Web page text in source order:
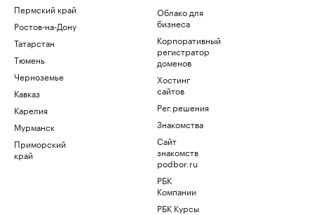
Пермский край
Ростов-на-Дону
Татарстан
Тюмень
Черноземье
Кавказ
Карелия
Мурманск
Приморский
край
Облако для
бизнеса
Корпоративный
регистратор
доменов
Хостинг
сайтов
Рег.решения
Знакомства
Сайт
знакомств
podbor.ru
РБК
Компании
РБК Курсы